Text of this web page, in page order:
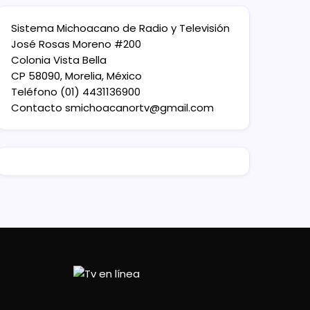
Sistema Michoacano de Radio y Televisión
José Rosas Moreno #200
Colonia Vista Bella
CP 58090, Morelia, México
Teléfono (01) 4431136900
Contacto smichoacanortv@gmail.com